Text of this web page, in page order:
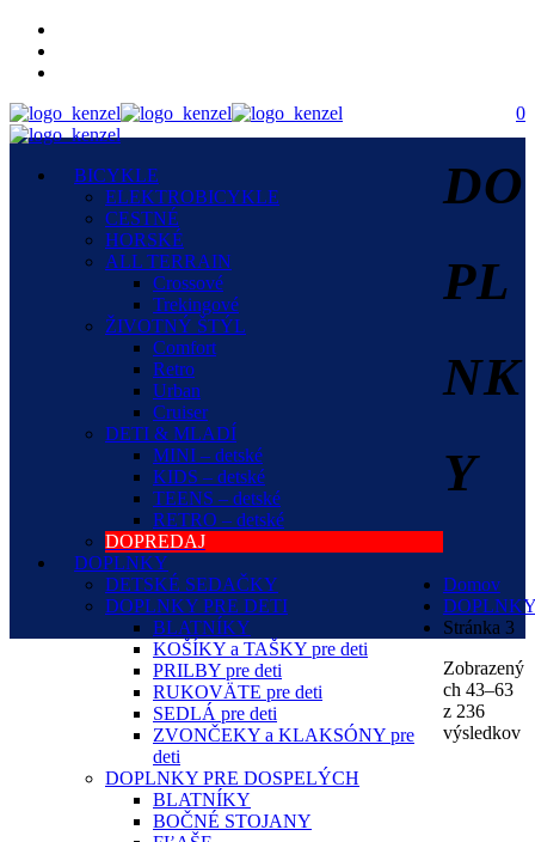
BICYKLE
ELEKTROBICYKLE
CESTNÉ
HORSKÉ
ALL TERRAIN
Crossové
Trekingové
ŽIVOTNÝ ŠTÝL
Comfort
Retro
Urban
Cruiser
DETI & MLADÍ
MINI – detské
KIDS – detské
TEENS – detské
RETRO – detské
DOPREDAJ
DOPLNKY
DETSKÉ SEDAČKY
DOPLNKY PRE DETI
BLATNÍKY
KOŠÍKY a TAŠKY pre deti
PRILBY pre deti
RUKOVÄTE pre deti
SEDLÁ pre deti
ZVONČEKY a KLAKSÓNY pre
deti
DOPLNKY PRE DOSPELÝCH
BLATNÍKY
BOČNÉ STOJANY
0
DO
PL
NK
Y
Domov
Stránka 3
Zobrazený
ch 43–63
z 236
výsledkov